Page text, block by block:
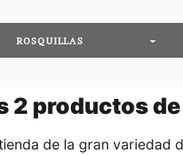
ROSQUILLAS
2 productos
de la gran